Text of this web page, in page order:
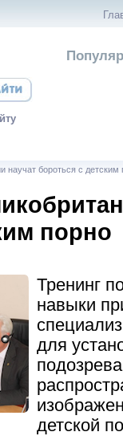
научат бороться с детским
порно
Тренинг
навыки
для
детской